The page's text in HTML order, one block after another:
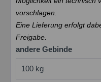
vorschlagen.
Eine Lieferung erfolgt
Freigabe.
andere Gebinde